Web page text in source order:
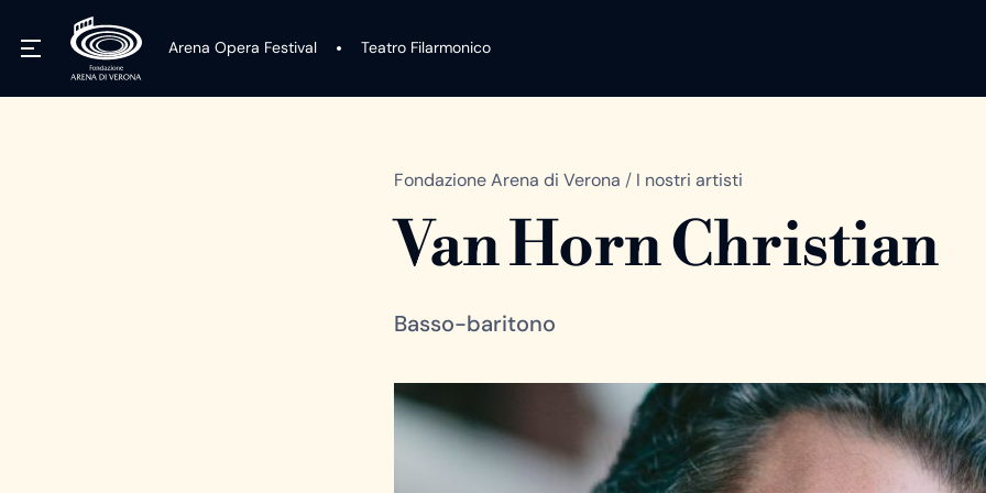
Arena Opera Festival Teatro Filarmonico
Fondazione Arena di Verona / I nostri artisti
Van Horn Christian
Basso-baritono